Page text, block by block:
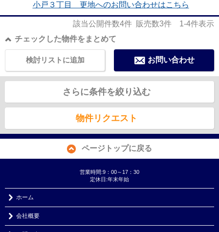
小戸３丁目 更地へのお問い合わせはこちら
該当公開件数4件 販売数3件 1-4件表示
チェックした物件をまとめて
お問い合わせ
検討リストに追加
さらに条件を絞り込む
物件リクエスト
ページトップに戻る
営業時間:9：00～17：30
定休日:年末年始
ホーム
会社概要